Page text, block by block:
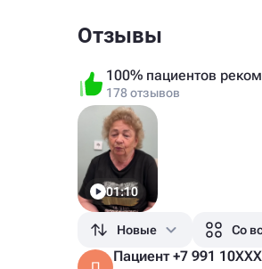
Отзывы
100% пациентов
178 отзывов
01:10
Новые Со
Пациент +7 991